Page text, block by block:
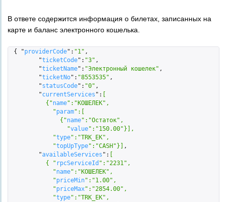
В ответе содержится информация о билетах, записанных на
карте и баланс электронного кошелька.
{ "providerCode": "1" ,
        "
ticketCode": "3" ,
        "
ticketName": "Электронный кошелек" ,
        "
ticketNo": "8553535" ,
        "
statusCode": "0" ,
        "
currentServices ":
          {"
name": "КОШЕЛЕК" ,
            "
param":
              {"
name": "Остаток" ,
                "
value": "150.00" }
,
            "
type": "TRK_EK" ,
            "
topUpType": "CASH" }
,
        "
availableServices ":
          { "
rpcServiceId ": "2231" ,
            "
name": "КОШЕЛЕК" ,
            "
priceMin": "1.00" ,
            "
priceMax": "2854.00" ,
            "
type": "TRK_EK" ,